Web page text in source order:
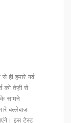
ही हमारे गर्व
को तेज़ी से
के सामने
बल्लेबाज़
इस टेस्ट